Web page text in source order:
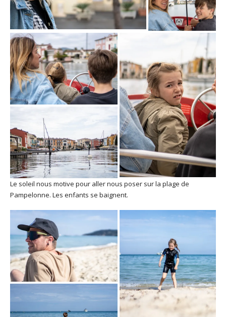
Le soleil nous motive pour aller nous poser sur la plage de
Pampelonne. Les enfants se baignent.